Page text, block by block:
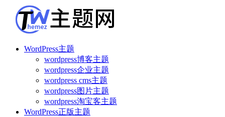
WordPress主题
wordpress博客主题
wordpress企业主题
wordpress cms主题
wordpress图片主题
wordpress淘宝客主题
WordPress正版主题